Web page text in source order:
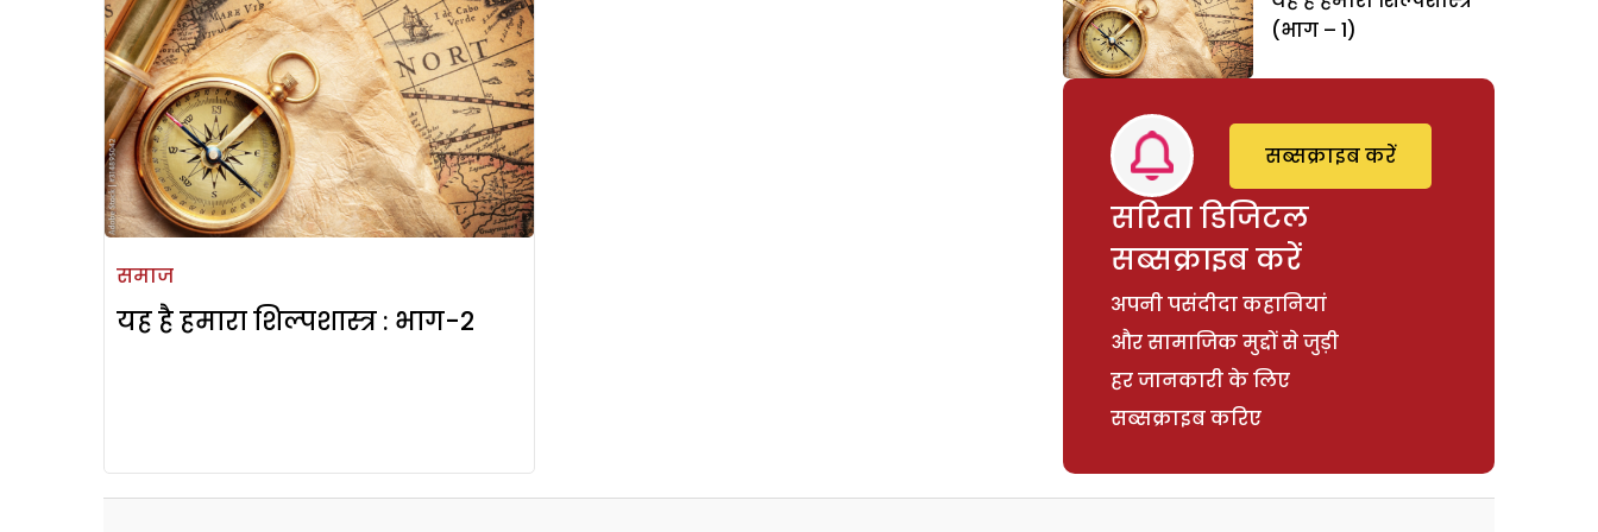
समाज
यह है हमारा शिल्पशास्त्र : भाग-2
(भाग – 1)
सरिता डिजिटल
सब्सक्राइब करें
अपनी पसंदीदा कहानियां
और सामाजिक मुद्दों से जुड़ी
हर जानकारी के लिए
सब्सक्राइब करिए
सब्सक्राइब करें